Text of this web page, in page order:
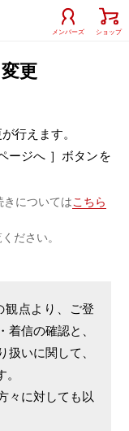
メンバーズ ショップ
更
行えます。
ージへ ］ ボタンを
きについてはこちら
ださい。
観点より、ご登
信の確認と、
扱いに関して、
々に対しても以